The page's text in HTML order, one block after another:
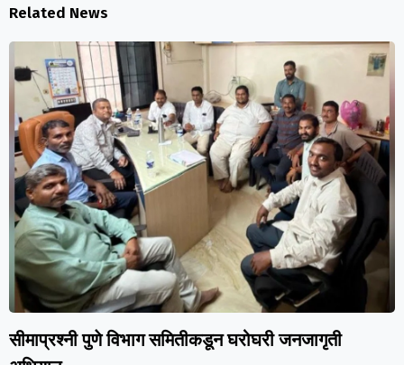
Related News
सीमाप्रश्नी पुणे विभाग समितीकडून घरोघरी जनजागृती